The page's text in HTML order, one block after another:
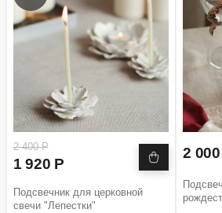
2 400 Р
1 920 Р
Подсвечник для церковной
свечи "Лепестки"
2